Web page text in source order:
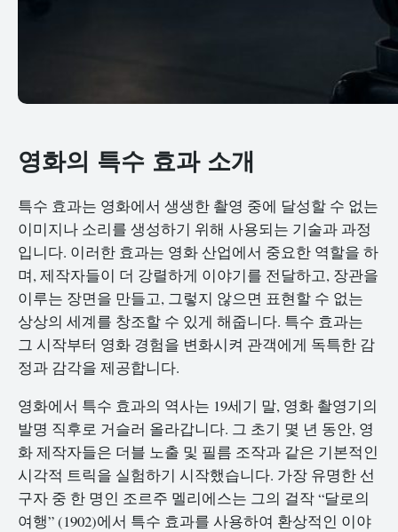
영화의 특수 효과 소개
특수 효과는 영화에서 생생한 촬영 중에 달성할 수 없는
이미지나 소리를 생성하기 위해 사용되는 기술과 과정
입니다. 이러한 효과는 영화 산업에서 중요한 역할을 하
며, 제작자들이 더 강렬하게 이야기를 전달하고, 장관을
이루는 장면을 만들고, 그렇지 않으면 표현할 수 없는
상상의 세계를 창조할 수 있게 해줍니다. 특수 효과는
그 시작부터 영화 경험을 변화시켜 관객에게 독특한 감
정과 감각을 제공합니다.
영화에서 특수 효과의 역사는 19세기 말, 영화 촬영기의
발명 직후로 거슬러 올라갑니다. 그 초기 몇 년 동안, 영
화 제작자들은 더블 노출 및 필름 조작과 같은 기본적인
시각적 트릭을 실험하기 시작했습니다. 가장 유명한 선
구자 중 한 명인 조르주 멜리에스는 그의 걸작 “달로의
여행” (1902)에서 특수 효과를 사용하여 환상적인 이야